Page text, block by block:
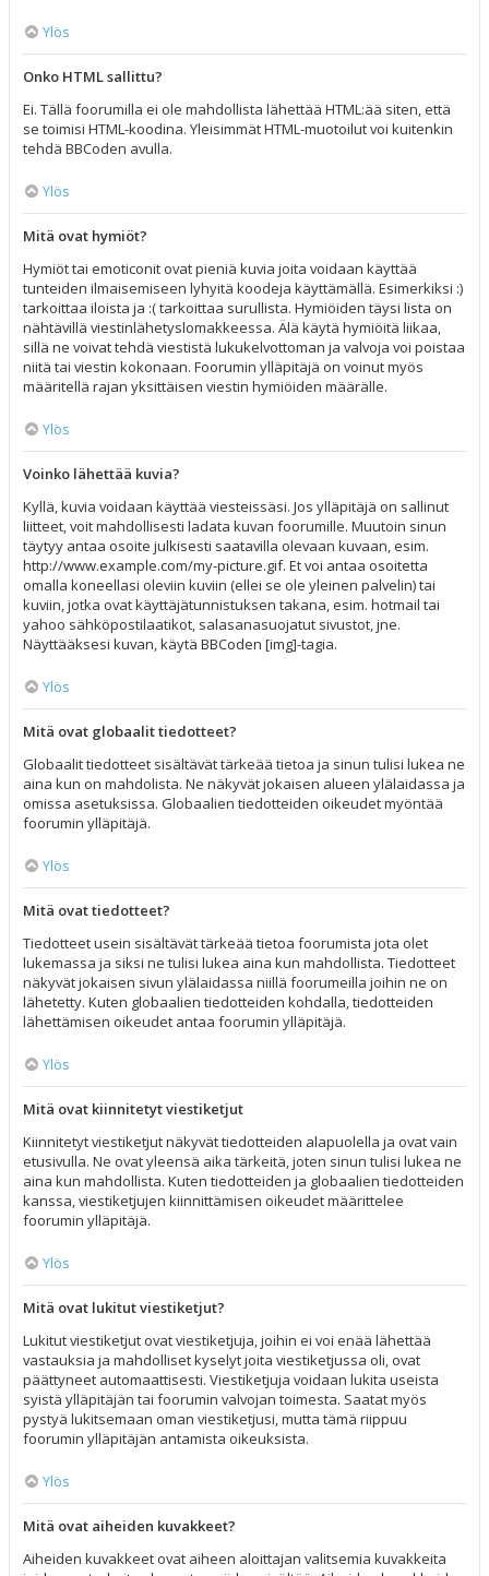
Ylös
Onko HTML sallittu?
Ei. Tällä foorumilla ei ole mahdollista lähettää HTML:ää siten, että
se toimisi HTML-koodina. Yleisimmät HTML-muotoilut voi kuitenkin
tehdä BBCoden avulla.
Ylös
Mitä ovat hymiöt?
Hymiöt tai emoticonit ovat pieniä kuvia joita voidaan käyttää
tunteiden ilmaisemiseen lyhyitä koodeja käyttämällä. Esimerkiksi :)
tarkoittaa iloista ja :( tarkoittaa surullista. Hymiöiden täysi lista on
nähtävillä viestinlähetyslomakkeessa. Älä käytä hymiöitä liikaa,
sillä ne voivat tehdä viestistä lukukelvottoman ja valvoja voi poistaa
niitä tai viestin kokonaan. Foorumin ylläpitäjä on voinut myös
määritellä rajan yksittäisen viestin hymiöiden määrälle.
Ylös
Voinko lähettää kuvia?
Kyllä, kuvia voidaan käyttää viesteissäsi. Jos ylläpitäjä on sallinut
liitteet, voit mahdollisesti ladata kuvan foorumille. Muutoin sinun
täytyy antaa osoite julkisesti saatavilla olevaan kuvaan, esim.
http://www.example.com/my-picture.gif. Et voi antaa osoitetta
omalla koneellasi oleviin kuviin (ellei se ole yleinen palvelin) tai
kuviin, jotka ovat käyttäjätunnistuksen takana, esim. hotmail tai
yahoo sähköpostilaatikot, salasanasuojatut sivustot, jne.
Näyttääksesi kuvan, käytä BBCoden [img]-tagia.
Ylös
Mitä ovat globaalit tiedotteet?
Globaalit tiedotteet sisältävät tärkeää tietoa ja sinun tulisi lukea ne
aina kun on mahdolista. Ne näkyvät jokaisen alueen ylälaidassa ja
omissa asetuksissa. Globaalien tiedotteiden oikeudet myöntää
foorumin ylläpitäjä.
Ylös
Mitä ovat tiedotteet?
Tiedotteet usein sisältävät tärkeää tietoa foorumista jota olet
lukemassa ja siksi ne tulisi lukea aina kun mahdollista. Tiedotteet
näkyvät jokaisen sivun ylälaidassa niillä foorumeilla joihin ne on
lähetetty. Kuten globaalien tiedotteiden kohdalla, tiedotteiden
lähettämisen oikeudet antaa foorumin ylläpitäjä.
Ylös
Mitä ovat kiinnitetyt viestiketjut
Kiinnitetyt viestiketjut näkyvät tiedotteiden alapuolella ja ovat vain
etusivulla. Ne ovat yleensä aika tärkeitä, joten sinun tulisi lukea ne
aina kun mahdollista. Kuten tiedotteiden ja globaalien tiedotteiden
kanssa, viestiketjujen kiinnittämisen oikeudet määrittelee
foorumin ylläpitäjä.
Ylös
Mitä ovat lukitut viestiketjut?
Lukitut viestiketjut ovat viestiketjuja, joihin ei voi enää lähettää
vastauksia ja mahdolliset kyselyt joita viestiketjussa oli, ovat
päättyneet automaattisesti. Viestiketjuja voidaan lukita useista
syistä ylläpitäjän tai foorumin valvojan toimesta. Saatat myös
pystyä lukitsemaan oman viestiketjusi, mutta tämä riippuu
foorumin ylläpitäjän antamista oikeuksista.
Ylös
Mitä ovat aiheiden kuvakkeet?
Aiheiden kuvakkeet ovat aiheen aloittajan valitsemia kuvakkeita